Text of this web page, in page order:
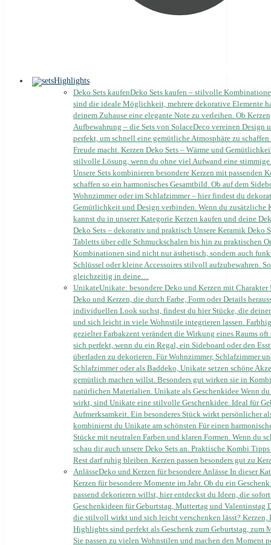
Highlights
Deko Sets kaufenDeko Sets kaufen – stilvolle
sind die ideale Möglichkeit, mehrere dekorative Elemente
deinem Zuhause eine elegante Note zu verleihen. Ob
Aufbewahrung – die Sets von SolaceDeco vereinen
perfekt, um schnell eine gemütliche Atmosphäre zu schaffen
Freude macht. Kerzen Deko Sets – Wärme und
stilvolle Lösung, wenn du ohne viel Aufwand eine stimmige
Unsere Sets kombinieren besondere Kerzen mit passenden
schaffen so ein harmonisches Gesamtbild. Ob auf dem
Wohnzimmer oder im Schlafzimmer – hier findest du
Gemütlichkeit und Design verbinden. Wenn du zusätzliche
kannst du in unserer Kategorie Kerzen kaufen und deine
Deko Sets – dekorativ und praktisch Unsere Keramik Deko
Tabletts über edle Schmuckschalen bis hin zu praktischen
Kombinationen sind nicht nur ästhetisch, sondern auch
Schlüssel oder kleine Accessoires stilvoll aufzubewahren.
gleichzeitig in deine…
UnikateUnikate: besondere Deko und Kerzen mit Charakter
Deko und Kerzen, die durch Farbe, Form oder Details
individuellen Look suchst, findest du hier Stücke, die
und sich leicht in viele Wohnstile integrieren lassen.
gezielter Farbakzent verändert die Wirkung eines Raums
sich perfekt, wenn du ein Regal, ein Sideboard oder den
überladen zu dekorieren. Für Wohnzimmer, Schlafzimmer
Schlafzimmer oder als Baddeko, Unikate setzen schöne
gemütlich machen willst. Besonders gut wirken sie in
natürlichen Materialien. Unikate als Geschenkidee Wenn
wirkt, sind Unikate eine stilvolle Geschenkidee. Ideal für
Aufmerksamkeit. Ein besonderes Stück wirkt persönlicher
kombinierst du Unikate am schönsten Für einen
Stücke mit neutralen Farben und klaren Formen. Wenn du
schau dir auch unsere Deko Sets an. Praktische Kombi
Rest darf ruhig bleiben. Kerzen passen besonders gut zu
AnlässeDeko und Kerzen für besondere Anlässe In dieser
Kerzen für besondere Momente im Jahr. Ob du ein
passend dekorieren willst, hier entdeckst du Ideen, die
Geschenkideen für Geburtstag, Muttertag und Valentinstag
die stilvoll wirkt und sich leicht verschenken lässt? Kerzen,
Highlights sind perfekt als Geschenk zum Geburtstag, zum
Sie passen zu vielen Wohnstilen und machen den Moment